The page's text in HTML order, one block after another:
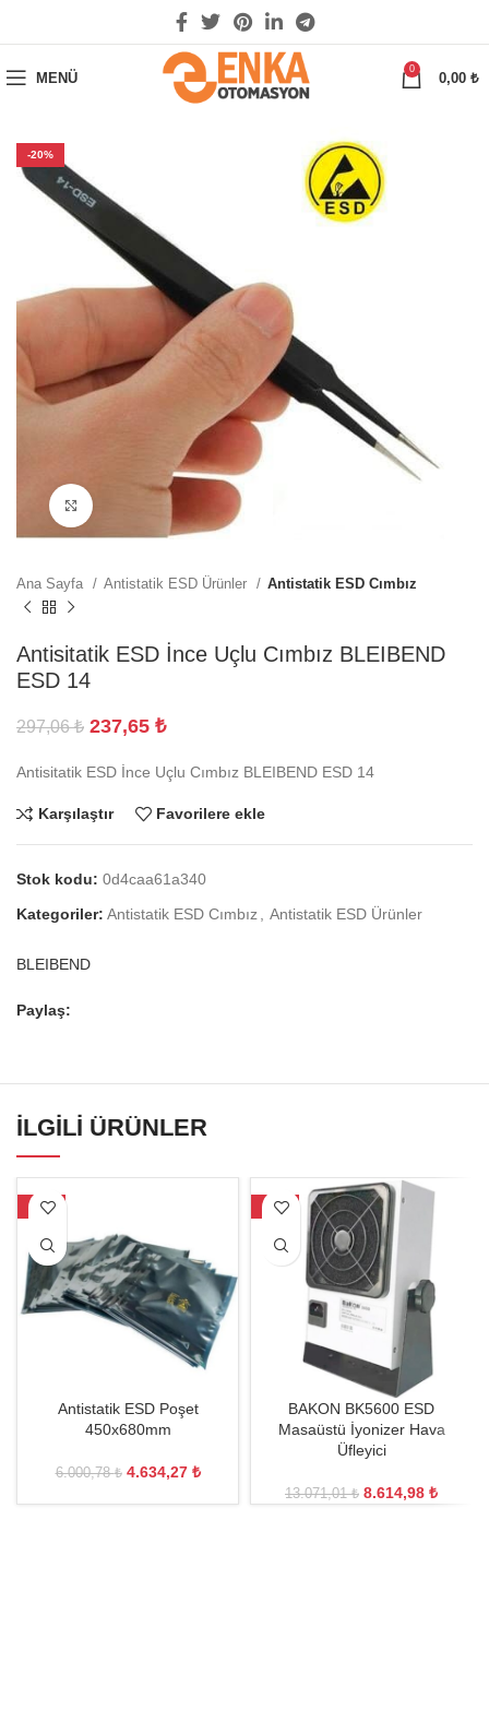
MENÜ
0
0,00 ₺
-20%
Büyütmek için tıklayın
Ana Sayfa Antistatik ESD Ürünler Antistatik ESD Cımbız
Antisitatik ESD İnce Uçlu Cımbız BLEIBEND
ESD 14
297,06₺ 237,65 ₺
Antisitatik ESD İnce Uçlu Cımbız BLEIBEND ESD 14
Karşılaştır Favorilere ekle
Stok kodu: 0d4caa61a340
Kategoriler: Antistatik ESD Cımbız Antistatik ESD Ürünler
BLEIBEND
Paylaş:
İLGILI ÜRÜNLER
-23%
Antistatik ESD Poşet
450x680mm
6.000,78₺ 4.634,27 ₺
-34%
BAKON BK5600 ESD
Masaüstü İyonizer Hava
Üfleyici
13.071,01₺ 8.614,98 ₺